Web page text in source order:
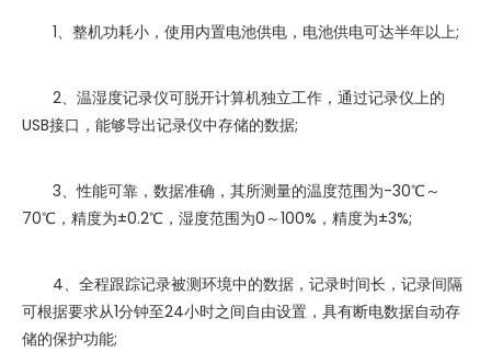
1、整机功耗小，使用内置电池供电，电池供电可达半年以上;
2、温湿度记录仪可脱开计算机独立工作，通过记录仪上的
USB接口，能够导出记录仪中存储的数据;
3、性能可靠，数据准确，其所测量的温度范围为-30℃～
70℃，精度为±0.2℃，湿度范围为0～100%，精度为±3%;
4、全程跟踪记录被测环境中的数据，记录时间长，记录间隔
可根据要求从1分钟至24小时之间自由设置，具有断电数据自动存
储的保护功能;